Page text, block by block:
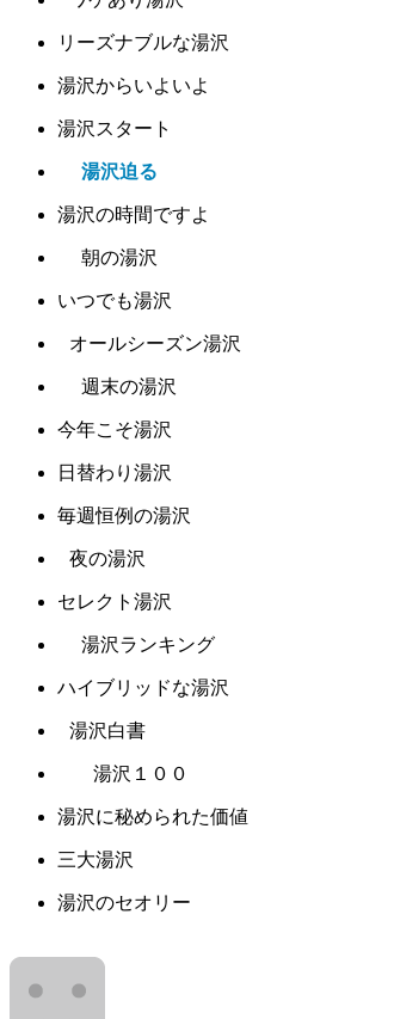
リーズナブルな湯沢
湯沢からいよいよ
湯沢スタート
湯沢迫る
湯沢の時間ですよ
朝の湯沢
いつでも湯沢
オールシーズン湯沢
週末の湯沢
今年こそ湯沢
日替わり湯沢
毎週恒例の湯沢
夜の湯沢
セレクト湯沢
湯沢ランキング
ハイブリッドな湯沢
湯沢白書
湯沢１００
湯沢に秘められた価値
三大湯沢
湯沢のセオリー